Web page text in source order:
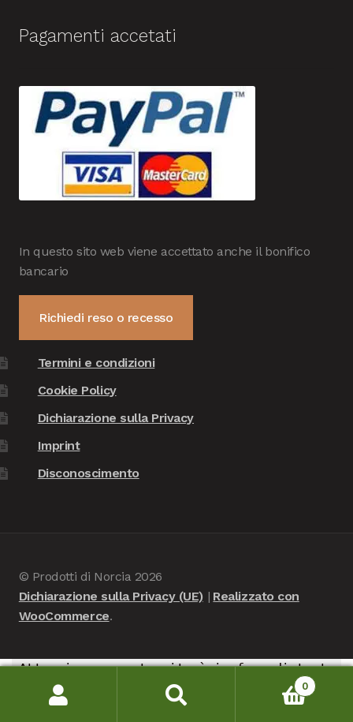
Pagamenti accetati
In questo sito web viene accettato anche il bonifico
bancario
Richiedi reso o recesso
Termini e condizioni
Cookie Policy
Dichiarazione sulla Privacy
Imprint
Disconoscimento
© Prodotti di Norcia 2026
Dichiarazione sulla Privacy (UE)
Realizzato con
WooCommerce.
0
Attenzione, questo sito è in fase di test -
nessuna consegna verrà portata a termine, è in
modalità di verifica